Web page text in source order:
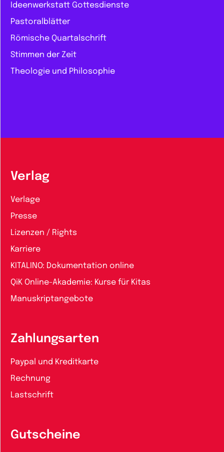
Ideenwerkstatt Gottesdienste
Pastoralblätter
Römische Quartalschrift
Stimmen der Zeit
Theologie und Philosophie
Verlag
Verlage
Presse
Lizenzen / Rights
Karriere
KITALINO: Dokumentation online
QiK Online-Akademie: Kurse für Kitas
Manuskriptangebote
Zahlungsarten
Paypal und Kreditkarte
Rechnung
Lastschrift
Gutscheine